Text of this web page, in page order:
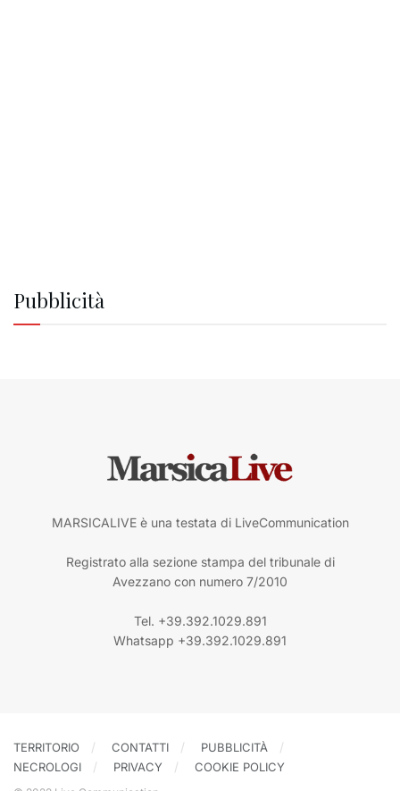
Pubblicità
MARSICALIVE è una testata di LiveCommunication
Registrato alla sezione stampa del tribunale di
Avezzano con numero 7/2010
Tel. +39.392.1029.891
Whatsapp +39.392.1029.891
TERRITORIO CONTATTI
PUBBLICITÀ
NECROLOGI
PRIVACY COOKIE POLICY